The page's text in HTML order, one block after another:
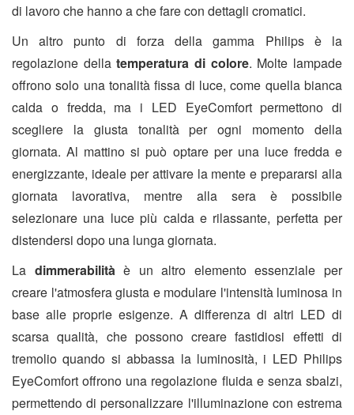
di lavoro che hanno a che fare con dettagli cromatici.
Un altro punto di forza della gamma Philips è la
regolazione della temperatura di colore. Molte lampade
offrono solo una tonalità fissa di luce, come quella bianca
calda o fredda, ma i LED EyeComfort permettono di
scegliere la giusta tonalità per ogni momento della
giornata. Al mattino si può optare per una luce fredda e
energizzante, ideale per attivare la mente e prepararsi alla
giornata lavorativa, mentre alla sera è possibile
selezionare una luce più calda e rilassante, perfetta per
distendersi dopo una lunga giornata.
La dimmerabilità è un altro elemento essenziale per
creare l'atmosfera giusta e modulare l'intensità luminosa in
base alle proprie esigenze. A differenza di altri LED di
scarsa qualità, che possono creare fastidiosi effetti di
tremolio quando si abbassa la luminosità, i LED Philips
EyeComfort offrono una regolazione fluida e senza sbalzi,
permettendo di personalizzare l'illuminazione con estrema